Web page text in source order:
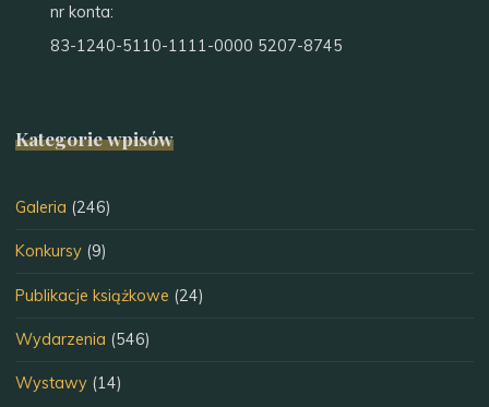
nr konta:
83-1240-5110-1111-0000 5207-8745
Kategorie wpisów
Galeria (246)
Konkursy (9)
Publikacje książkowe (24)
Wydarzenia (546)
Wystawy (14)